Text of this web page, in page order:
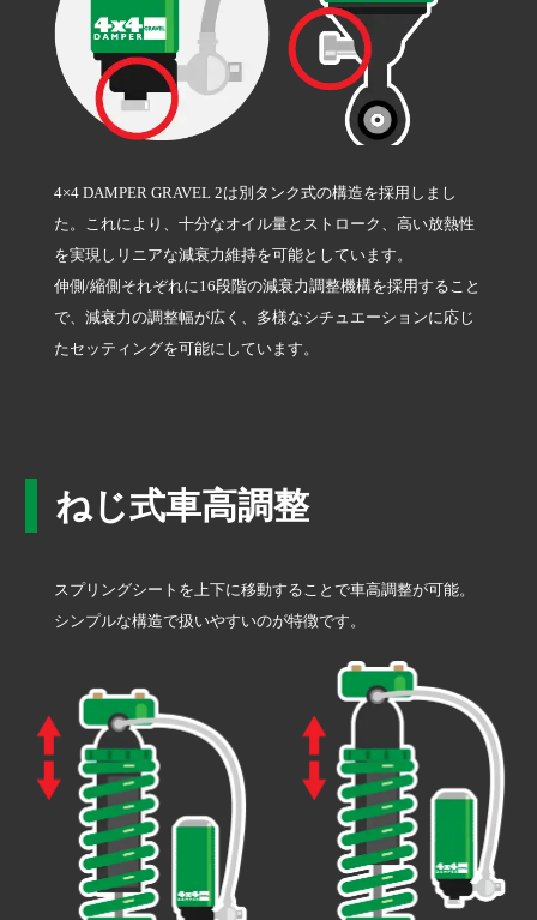
4×4 DAMPER GRAVEL 2は別タンク式の構造を採用しまし
た。これにより、十分なオイル量とストローク、高い放熱性
を実現しリニアな減衰力維持を可能としています。
伸側/縮側それぞれに16段階の減衰力調整機構を採用すること
で、減衰力の調整幅が広く、多様なシチュエーションに応じ
たセッティングを可能にしています。
ねじ式車高調整
スプリングシートを上下に移動することで車高調整が可能。
シンプルな構造で扱いやすいのが特徴です。